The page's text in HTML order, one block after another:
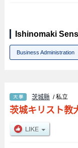
Ishinomaki
Business Administration
茨城縣 / 私立
茨城キリスト教